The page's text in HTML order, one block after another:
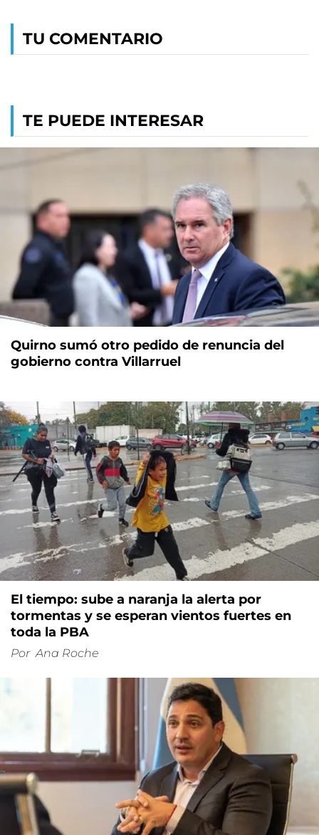
TU COMENTARIO
TE PUEDE INTERESAR
Quirno sumó otro pedido de renuncia del
gobierno contra Villarruel
El tiempo: sube a naranja la alerta por
tormentas y se esperan vientos fuertes en
toda la PBA
Por Ana Roche